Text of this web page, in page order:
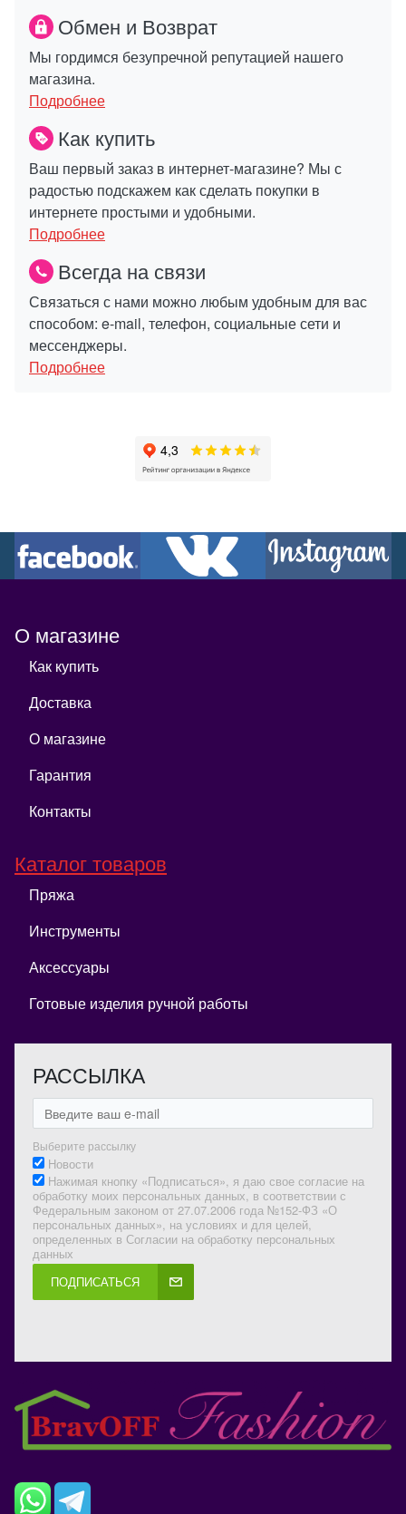
Обмен и Возврат
Мы гордимся безупречной репутацией нашего
магазина.
Подробнее
Как купить
Ваш первый заказ в интернет-магазине? Мы с
радостью подскажем как сделать покупки в
интернете простыми и удобными.
Подробнее
Всегда на связи
Связаться с нами можно любым удобным для вас
способом: e-mail, телефон, социальные сети и
мессенджеры.
Подробнее
О магазине
Как купить
Доставка
О магазине
Гарантия
Контакты
Каталог товаров
Пряжа
Инструменты
Аксессуары
Готовые изделия ручной работы
РАССЫЛКА
Выберите рассылку
Новости
Нажимая кнопку «Подписаться», я даю свое согласие на
обработку моих персональных данных, в соответствии с
Федеральным законом от 27.07.2006 года №152-ФЗ «О
персональных данных», на условиях и для целей,
определенных в Согласии на обработку персональных
данных
ПОДПИСАТЬСЯ